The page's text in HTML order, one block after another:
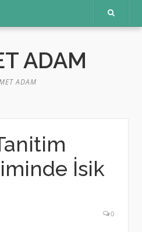
ADAM
ADAM
İsik
0